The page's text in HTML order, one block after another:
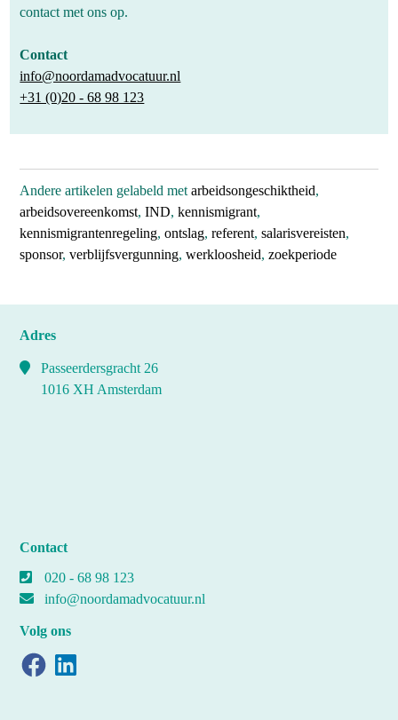
contact met ons op.
Contact
info@noordamadvocatuur.nl
+31 (0)20 - 68 98 123
Andere artikelen gelabeld metarbeidsongeschiktheid,
arbeidsovereenkomst,IND,kennismigrant,
kennismigrantenregeling,ontslag,referent,salarisvereisten,
sponsor,verblijfsvergunning,werkloosheid,zoekperiode
Adres
Passeerdersgracht 26
1016 XH Amsterdam
Contact
020 - 68 98 123
info@noordamadvocatuur.nl
Volg ons
FacebookLinkedIn